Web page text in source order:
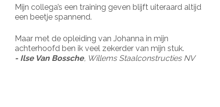
Mijn collega’s een training geven blijft uiteraard altijd
een beetje spannend.
Maar met de opleiding van Johanna in mijn
achterhoofd ben ik veel zekerder van mijn stuk.
- Ilse Van Bossche, Willems Staalconstructies NV